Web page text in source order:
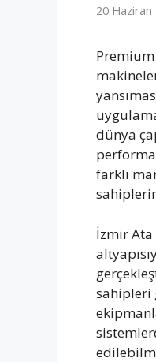
20 Haziran
dünya
farklı
İzmir
sahipleri